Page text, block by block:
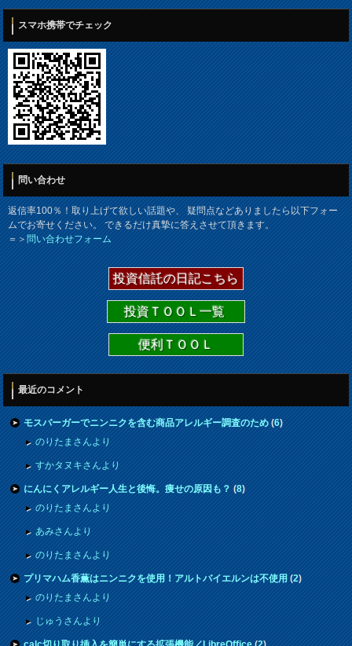
スマホ携帯でチェック
問い合わせ
返信率100％！取り上げて欲しい話題や、 疑問点などありましたら以下フォー
ムでお寄せください。 できるだけ真摯に答えさせて頂きます。
＝＞問い合わせフォーム
投資信託の日記こちら
投資ＴＯＯＬ一覧
便利ＴＯＯＬ
最近のコメント
モスバーガーでニンニクを含む商品アレルギー調査のため(6)
のりたまさんより
すかタヌキさんより
にんにくアレルギー人生と後悔。痩せの原因も？(8)
のりたまさんより
あみさんより
のりたまさんより
プリマハム香薫はニンニクを使用！アルトバイエルンは不使用(2)
のりたまさんより
じゅうさんより